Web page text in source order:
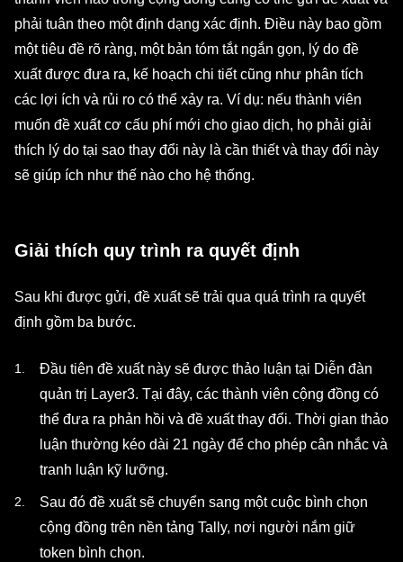
phải tuân theo một định dạng xác định. Điều này bao gồm
một tiêu đề rõ ràng, một bản tóm tắt ngắn gọn, lý do đề
xuất được đưa ra, kế hoạch chi tiết cũng như phân tích
các lợi ích và rủi ro có thể xảy ra. Ví dụ: nếu thành viên
muốn đề xuất cơ cấu phí mới cho giao dịch, họ phải giải
thích lý do tại sao thay đổi này là cần thiết và thay đổi này
sẽ giúp ích như thế nào cho hệ thống.
Giải thích quy trình ra quyết định
Sau khi được gửi, đề xuất sẽ trải qua quá trình ra quyết
định gồm ba bước.
Đầu tiên đề xuất này sẽ được thảo luận tại Diễn đàn
quản trị Layer3. Tại đây, các thành viên cộng đồng có
thể đưa ra phản hồi và đề xuất thay đổi. Thời gian thảo
luận thường kéo dài 21 ngày để cho phép cân nhắc và
tranh luận kỹ lưỡng.
Sau đó đề xuất sẽ chuyển sang một cuộc bình chọn
cộng đồng trên nền tảng Tally, nơi người nắm giữ
token bình chọn.